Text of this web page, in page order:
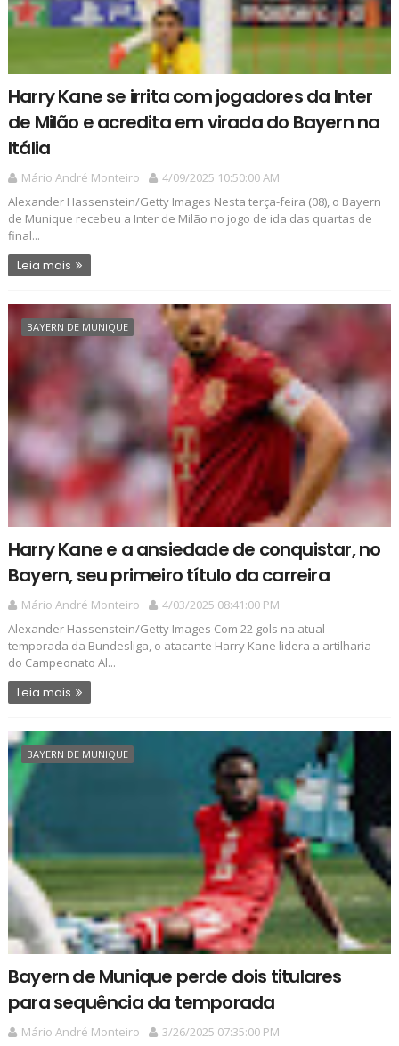
Harry Kane se irrita com jogadores da Inter
de Milão e acredita em virada do Bayern na
Itália
Mário André Monteiro
4/09/2025 10:50:00 AM
Alexander Hassenstein/Getty Images Nesta terça-feira (08), o Bayern
de Munique recebeu a Inter de Milão no jogo de ida das quartas de
final...
Leia mais
BAYERN DE MUNIQUE
Harry Kane e a ansiedade de conquistar, no
Bayern, seu primeiro título da carreira
Mário André Monteiro
4/03/2025 08:41:00 PM
Alexander Hassenstein/Getty Images Com 22 gols na atual
temporada da Bundesliga, o atacante Harry Kane lidera a artilharia
do Campeonato Al...
Leia mais
BAYERN DE MUNIQUE
Bayern de Munique perde dois titulares
para sequência da temporada
Mário André Monteiro
3/26/2025 07:35:00 PM